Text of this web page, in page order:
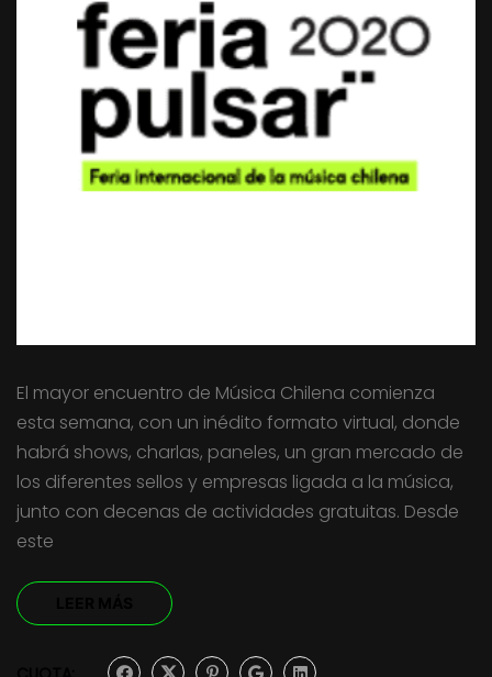
El mayor encuentro de Música Chilena comienza
esta semana, con un inédito formato virtual, donde
habrá shows, charlas, paneles, un gran mercado de
los diferentes sellos y empresas ligada a la música,
junto con decenas de actividades gratuitas. Desde
este